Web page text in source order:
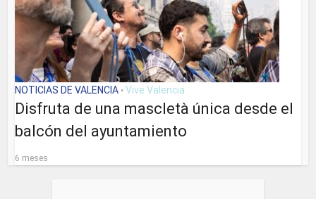
NOTICIAS DE VALENCIA • Vive Valencia
Disfruta de una mascletà única desde el
balcón del ayuntamiento
6 meses